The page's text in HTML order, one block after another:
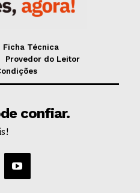
Ficha Técnica
Provedor do Leitor
confiar.